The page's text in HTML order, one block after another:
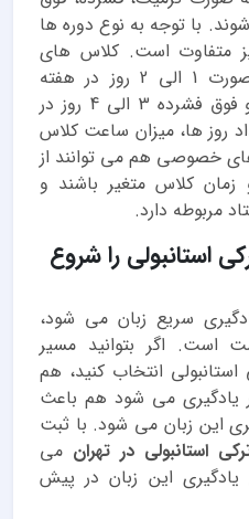
با توجه به نوع دوره ها
متفاوت است. کلاس های
عادی و ترمیک معمولا به صورت 1 الی 2 روز در هفته
هستند. کلاس های فشرده و فوق فشرده 3 الی 4 روز در
روز ها، میزان ساعت کلاس
خصوصی هم می توانند از
کلاس متغیر باشند و
مربوطه دارد.
استانبولی را شروع
سریع زبان می شود،
است. اگر بتوانید مسیر
انتخاب کنید، هم
یادگیری می شود هم باعث
این زبان می شود. با ثبت
استانبولی در تهران می
یادگیری این زبان در پیش